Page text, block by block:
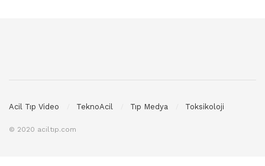
Acil Tıp Video TeknoAcil Tıp Medya Toksikoloji
© 2020 aciltıp.com